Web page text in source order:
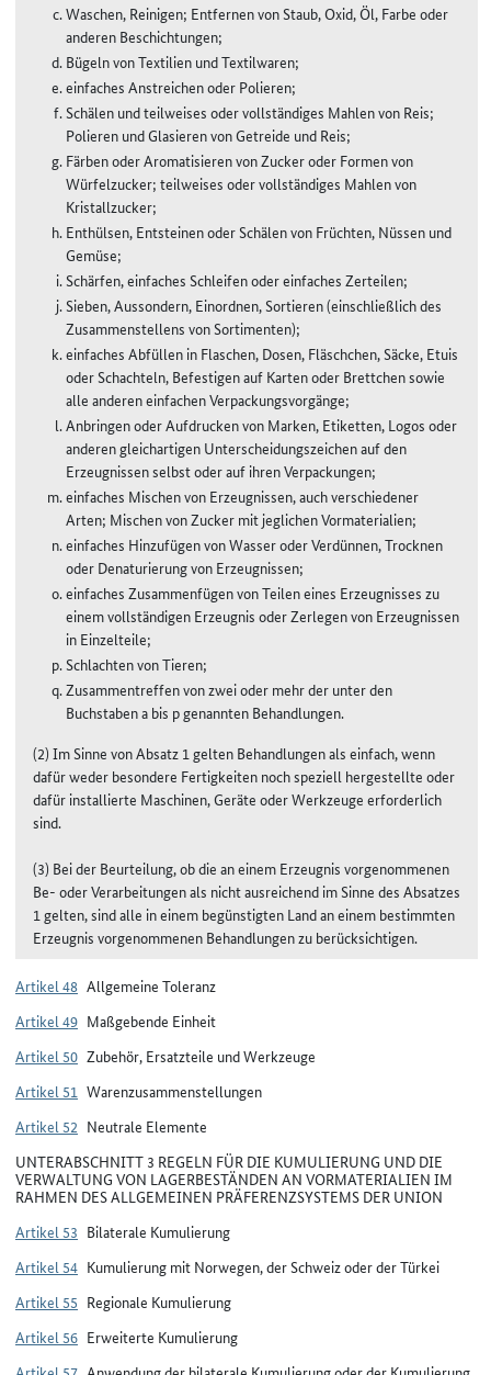
Waschen, Reinigen; Entfernen von Staub, Oxid, Öl, Farbe oder
anderen Beschichtungen;
Bügeln von Textilien und Textilwaren;
einfaches Anstreichen oder Polieren;
Schälen und teilweises oder vollständiges Mahlen von Reis;
Polieren und Glasieren von Getreide und Reis;
Färben oder Aromatisieren von Zucker oder Formen von
Würfelzucker; teilweises oder vollständiges Mahlen von
Kristallzucker;
Enthülsen, Entsteinen oder Schälen von Früchten, Nüssen und
Gemüse;
Schärfen, einfaches Schleifen oder einfaches Zerteilen;
Sieben, Aussondern, Einordnen, Sortieren (einschließlich des
Zusammenstellens von Sortimenten);
einfaches Abfüllen in Flaschen, Dosen, Fläschchen, Säcke, Etuis
oder Schachteln, Befestigen auf Karten oder Brettchen sowie
alle anderen einfachen Verpackungsvorgänge;
Anbringen oder Aufdrucken von Marken, Etiketten, Logos oder
anderen gleichartigen Unterscheidungszeichen auf den
Erzeugnissen selbst oder auf ihren Verpackungen;
einfaches Mischen von Erzeugnissen, auch verschiedener
Arten; Mischen von Zucker mit jeglichen Vormaterialien;
einfaches Hinzufügen von Wasser oder Verdünnen, Trocknen
oder Denaturierung von Erzeugnissen;
einfaches Zusammenfügen von Teilen eines Erzeugnisses zu
einem vollständigen Erzeugnis oder Zerlegen von Erzeugnissen
in Einzelteile;
Schlachten von Tieren;
Zusammentreffen von zwei oder mehr der unter den
Buchstaben a bis p genannten Behandlungen.
(2) Im Sinne von Absatz 1 gelten Behandlungen als einfach, wenn
dafür weder besondere Fertigkeiten noch speziell hergestellte oder
dafür installierte Maschinen, Geräte oder Werkzeuge erforderlich
sind.
(3) Bei der Beurteilung, ob die an einem Erzeugnis vorgenommenen
Be- oder Verarbeitungen als nicht ausreichend im Sinne des Absatzes
1 gelten, sind alle in einem begünstigten Land an einem bestimmten
Erzeugnis vorgenommenen Behandlungen zu berücksichtigen.
Artikel 48 Allgemeine Toleranz
Artikel 49 Maßgebende Einheit
Artikel 50 Zubehör, Ersatzteile und Werkzeuge
Artikel 51 Warenzusammenstellungen
Artikel 52 Neutrale Elemente
UNTERABSCHNITT 3 REGELN FÜR DIE KUMULIERUNG UND DIE
VERWALTUNG VON LAGERBESTÄNDEN AN VORMATERIALIEN IM
RAHMEN DES ALLGEMEINEN PRÄFERENZSYSTEMS DER UNION
Artikel 53 Bilaterale Kumulierung
Artikel 54 Kumulierung mit Norwegen, der Schweiz oder der Türkei
Artikel 55 Regionale Kumulierung
Artikel 56 Erweiterte Kumulierung